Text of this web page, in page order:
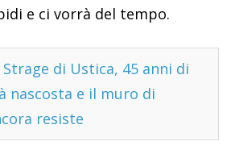
e ci vorrà del tempo.
Strage di Ustica, 45 anni di
nascosta e il muro di
resiste